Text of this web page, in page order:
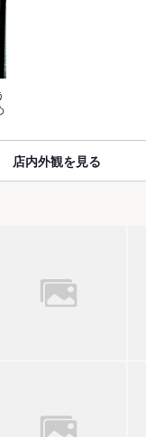
店内外観を見る